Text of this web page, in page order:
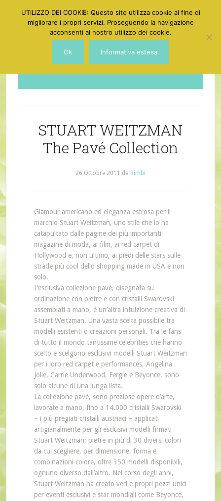
Dotgirl
STUART WEITZMAN
The Pavé Collection
26 Ottobre 2011 da Bimbi
Glamour americano ed eleganza estrosa per il
marchio Stuart Weitzman, uno stile che lo ha
catapultato dalle pagine dei più importanti
magazine di moda, ai film, ai red carpet di
Hollywood e, non ultimo, ai piedi delle stars sulle
strade più cool dello shopping made in USA e non
solo.
L’esclusiva collezione pavé, disegnata su
ordinazione con pietre e con cristalli Swarovski
assemblati a mano, é un’altra intuizione creativa di
Stuart Weitzman. Una vasta scelta possibile tra
modelli esistenti o creazioni personali. Tra le fans
di tutto il mondo tantissime celebrities che hanno
scelto e scelgono esclusivi modelli Stuart Weitzman
per i loro red carpet e performances, Angelina
Jolie, Carrie Underwood, Fergie e Beyonce, sono
solo alcune di una lunga lista.
La collezione pavé, sono preziose opere d’arte,
lavorate a mano, fino a 14.000 cristalli Swarovski
– i più pregiati cristalli austriaci – applicati
artigianalmente per gli esclusivi modelli firmati
Stuart Weitzman; pietre in più di 30 diversi colori
da cui scegliere, per dimensione, forma e
combinazioni colore, oltre 350 modelli disponibili,
ognuno diverso dall’altro. Nel corso degli anni,
Stuart Weitzman ha creato veri e propri pezzi unici
per eventi esclusivi e star mondiali come Beyonce,
UTILIZZO DEI COOKIE: Questo sito utilizza cookie al fine di
migliorare i propri servizi. Proseguendo la navigazione
acconsenti al nostro utilizzo dei cookie.
Ok Informativa estesa